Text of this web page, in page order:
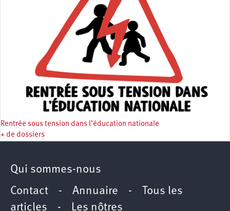
Rentrée sous tension dans l’éducation nationale
+ de dossiers
Qui sommes-nous
Contact - Annuaire -
Tous les
articles - Les nôtres